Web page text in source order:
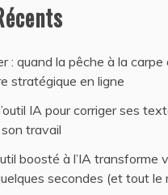
: quand la pêche à la
stratégique en ligne
IA pour corriger ses
travail
boosté à l’IA transforme
secondes (et tout le